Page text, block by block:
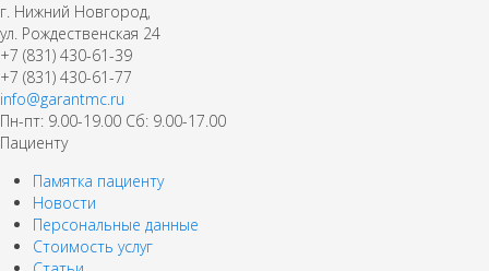
г. Нижний Новгород,
ул. Рождественская 24
+7 (831) 430-61-39
+7 (831) 430-61-77
info@garantmc.ru
Пн-пт: 9.00-19.00 Сб: 9.00-17.00
Пациенту
Памятка пациенту
Новости
Персональные данные
Стоимость услуг